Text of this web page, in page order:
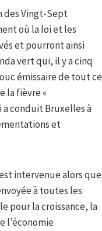
des Vingt-Sept
où la loi et les
et pourront ainsi
vert qui, il y a cinq
émissaire de tout ce
la fièvre «
conduit Bruxelles à
et
intervenue alors que
à toutes les
pour la croissance, la
l’économie